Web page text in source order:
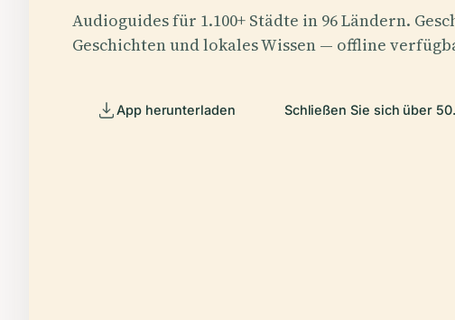
Audioguides für 1.100+ Städte in 96 Ländern.
Geschichten und lokales Wissen — offline
App herunterladen Schließen Sie sich über